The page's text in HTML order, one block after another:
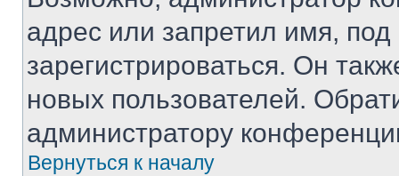
адрес или запретил имя,
зарегистрироваться. Он
новых пользователей.
администратору
Вернуться к началу